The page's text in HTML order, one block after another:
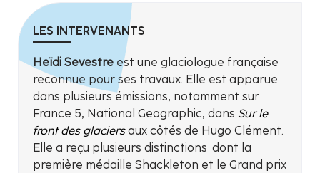
LES INTERVENANTS
Heïdi Sevestre est une glaciologue française
reconnue pour ses travaux. Elle est apparue
dans plusieurs émissions, notamment sur
France 5, National Geographic, dans Sur le
front des glaciersaux côtés de Hugo Clément.
Elle a reçu plusieurs distinctions dont la
première médaille Shackleton et le Grand prix